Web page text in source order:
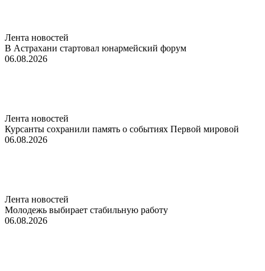
Лента новостей
В Астрахани стартовал юнармейский форум
06.08.2026
Лента новостей
Курсанты сохранили память о событиях Первой мировой
06.08.2026
Лента новостей
Молодежь выбирает стабильную работу
06.08.2026